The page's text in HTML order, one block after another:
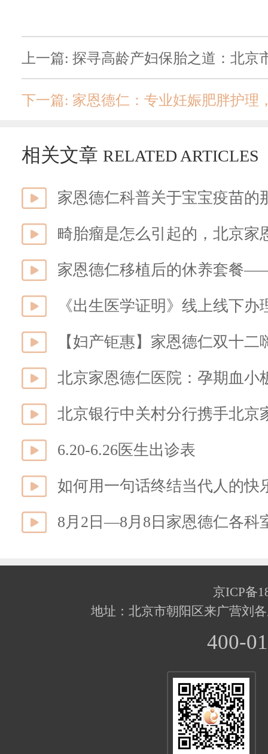
上一篇: 探寻高龄产妇保胎之道：北
相关文章 RELATED ARTICLES
家恩德仁科普关于宝宝疫苗的
畸胎瘤是怎么引起的，北京家
家恩德仁移植后的休养套餐
《出生医学证明》线上线下办
【妇产钜惠】家恩德仁双十二
北京家恩德仁医院：孕期血小
北京银行中关村分行携手北京
6.20-6.26医生出诊表
如何用一句话终结当代人的快
8月2日—8月8日家恩德仁各科
京ICP备
地址：北京市朝阳区来广营刘
400-